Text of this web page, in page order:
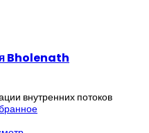
Bholenath
внутренних потоков